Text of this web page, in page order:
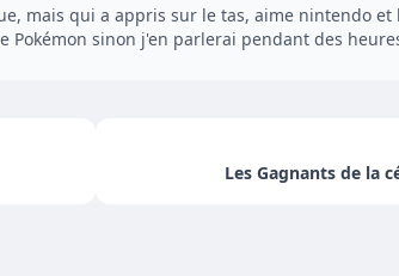
mais qui a appris sur le tas, aime nintendo
Pokémon sinon j'en parlerai pendant des
Les Gagnants de la